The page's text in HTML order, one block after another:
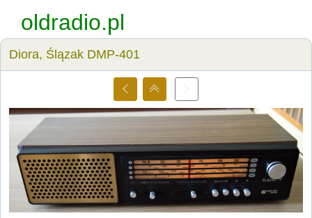
oldradio.pl
Diora, Ślązak DMP-401